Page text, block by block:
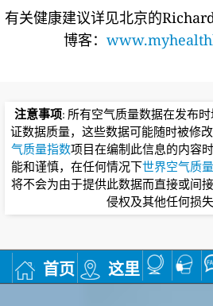
有关健康建议详见北京的
博客：
注意事项: 所有空气质量数据在发布
证数据质量，这些数据可能随时被修
气质量指数项目在编制此信息的内容
能和谨慎，在任何情况下世界空气质
将不会为由于提供此数据而直接或间
侵权及其他任何损失
首页 这里